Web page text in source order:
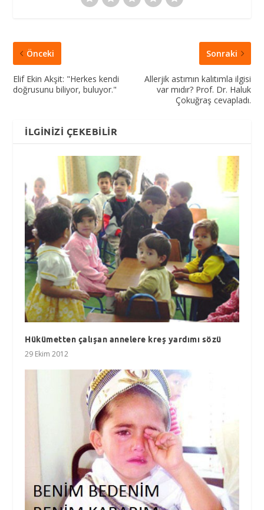
Önceki
Elif Ekin Akşit: "Herkes kendi
doğrusunu biliyor, buluyor."
Sonraki
Allerjik astımın kalıtımla ilgisi
var mıdır? Prof. Dr. Haluk
Çokuğraş cevapladı.
İLGINIZI ÇEKEBILIR
Hükümetten çalışan annelere kreş yardımı sözü
29 Ekim 2012